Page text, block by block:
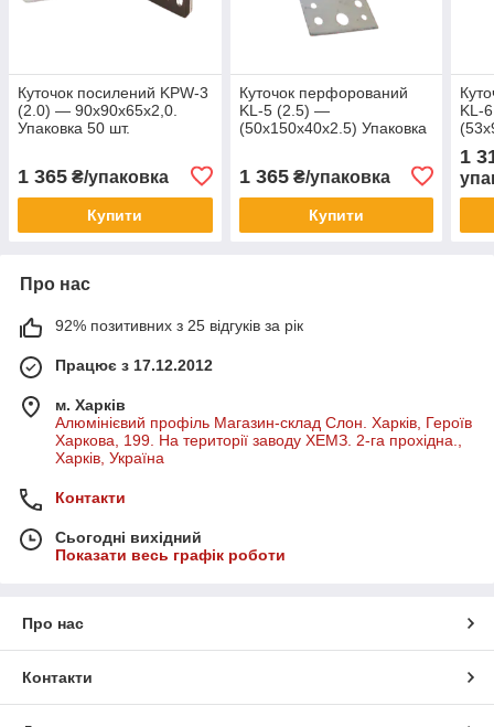
Куточок посилений KPW-3
(2.0) — 90х90х65х2,0.
Упаковка 50 шт.
1 365 ₴/упаковка
Купити
Куточок перфорований
KL-5 (2.5) —
(50х150х40х2.5) Упаковка
1 365₴/упаковка
Купити
KL-
1
Про нас
92% позитивних з 25 відгуків за рік
Працює з 17.12.2012
м. Харків
Алюмінієвий профіль Магазин-склад Слон. Харків, Героїв
Харкова, 199. На території заводу ХЕМЗ. 2-га прохідна.,
Харків, Україна
Контакти
Сьогодні вихідний
Показати весь графік роботи
Про нас
Контакти